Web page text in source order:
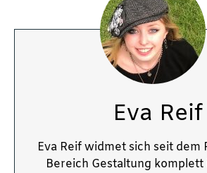
Eva Reif
Eva Reif widmet sich seit dem
Bereich Gestaltung komplett